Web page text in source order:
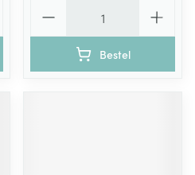
Bestel